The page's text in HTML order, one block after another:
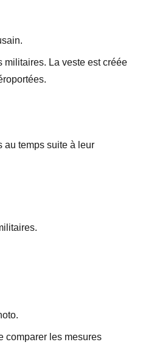
militaires. La veste est créée
au temps suite à leur
comparer les mesures